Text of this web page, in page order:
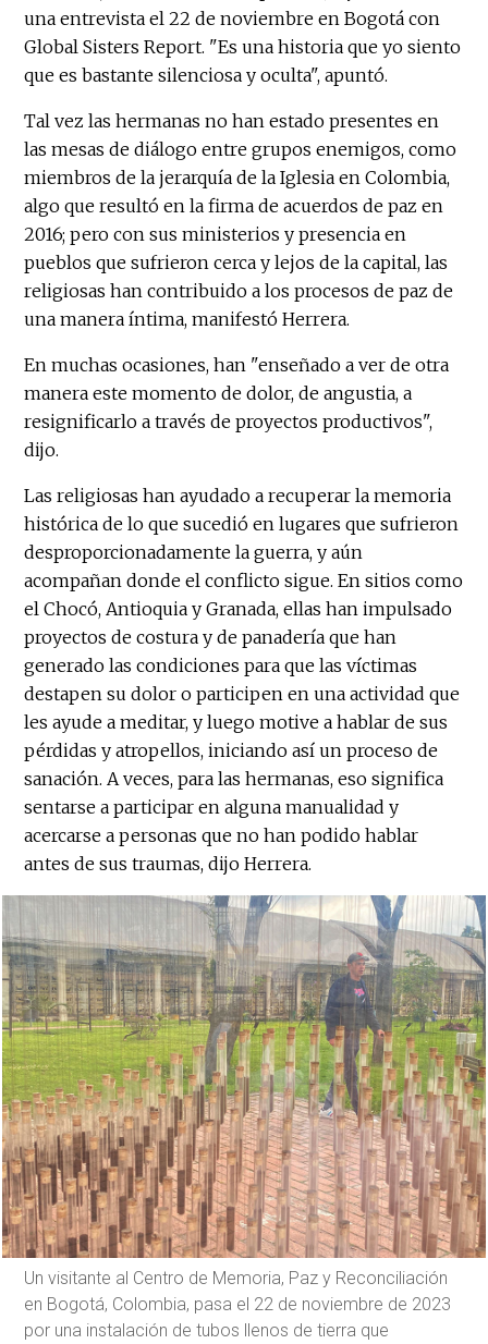
una entrevista el 22 de noviembre en Bogotá con
Global Sisters Report. "Es una historia que yo siento
que es bastante silenciosa y oculta", apuntó.
Tal vez las hermanas no han estado presentes en
las mesas de diálogo entre grupos enemigos, como
miembros de la jerarquía de la Iglesia en Colombia,
algo que resultó en la firma de acuerdos de paz en
2016; pero con sus ministerios y presencia en
pueblos que sufrieron cerca y lejos de la capital, las
religiosas han contribuido a los procesos de paz de
una manera íntima, manifestó Herrera.
En muchas ocasiones, han "enseñado a ver de otra
manera este momento de dolor, de angustia, a
resignificarlo a través de proyectos productivos",
dijo.
Las religiosas han ayudado a recuperar la memoria
histórica de lo que sucedió en lugares que sufrieron
desproporcionadamente la guerra, y aún
acompañan donde el conflicto sigue. En sitios como
el Chocó, Antioquia y Granada, ellas han impulsado
proyectos de costura y de panadería que han
generado las condiciones para que las víctimas
destapen su dolor o participen en una actividad que
les ayude a meditar, y luego motive a hablar de sus
pérdidas y atropellos, iniciando así un proceso de
sanación. A veces, para las hermanas, eso significa
sentarse a participar en alguna manualidad y
acercarse a personas que no han podido hablar
antes de sus traumas, dijo Herrera.
Un visitante al Centro de Memoria, Paz y Reconciliación
en Bogotá, Colombia, pasa el 22 de noviembre de 2023
por una instalación de tubos llenos de tierra que